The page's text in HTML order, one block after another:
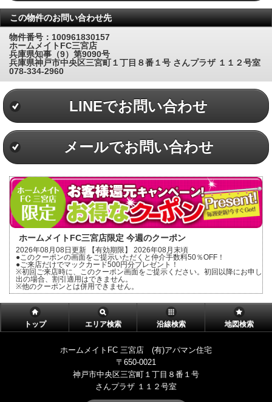
この物件のお問い合わせ先
物件番号：100961830157
ホームメイトFC三宮店
兵庫県知事（9）第9090号
兵庫県神戸市中央区三宮町１丁目８番１号 さんプラザ １１２号室
078-334-2960
LINEでお問い合わせ
メールでお問い合わせ
ホームメイトFC三宮店限定 今週のクーポン
2026年08月08日更新 【有効期限】 2026年08月末頃
●このクーポンの画面をご提示いただくと仲介手数料50％OFF！
●ご来店だけでマックカード500円分プレゼント！
※初回ご来店時に、このクーポン画面をご提示ください。初回以降にお申し
出の場合、割引適用はできません。
※他のクーポンとは併用できません。
トップ エリア検索 沿線検索 地図検索
ホームメイトFC 三宮店 (有)アパマン住宅
〒650-0021
神戸市中央区三宮町１丁目８番１号
さんプラザ １１２号室